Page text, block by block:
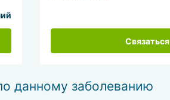
Связаться
данному заболеванию